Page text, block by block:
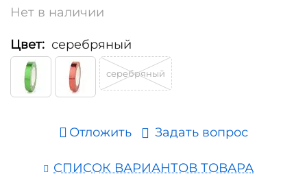
Нет в наличии
Цвет: серебряный
серебряный
Отложить Задать вопрос
СПИСОК ВАРИАНТОВ ТОВАРА